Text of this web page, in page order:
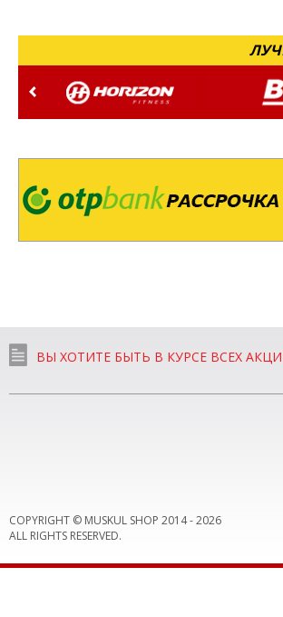
ВЫ ХОТИТЕ БЫТЬ В КУРСЕ ВСЕХ
COPYRIGHT © MUSKUL SHOP 2014 -2026
ALL RIGHTS RESERVED.